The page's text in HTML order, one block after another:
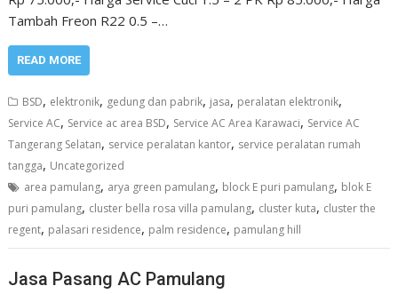
Tambah Freon R22 0.5 –…
READ MORE
BSD, elektronik, gedung dan pabrik, jasa, peralatan elektronik,
Service AC, Service ac area BSD, Service AC Area Karawaci, Service AC
Tangerang Selatan, service peralatan kantor, service peralatan rumah
tangga, Uncategorized
area pamulang, arya green pamulang, block E puri pamulang, blok E
puri pamulang, cluster bella rosa villa pamulang, cluster kuta, cluster the
regent, palasari residence, palm residence, pamulang hill
Jasa Pasang AC Pamulang